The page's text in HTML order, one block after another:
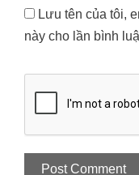
Lưu tên của tôi,
này cho lần bình